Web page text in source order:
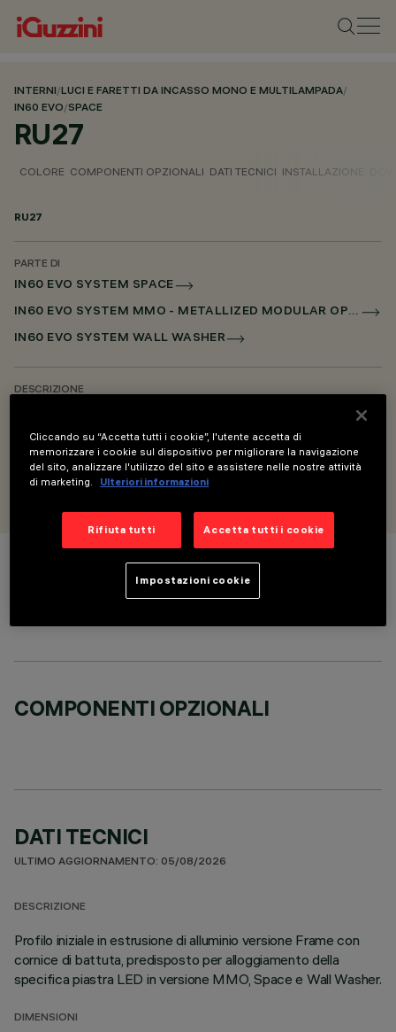
INTERNI/LUCI E FARETTI DA INCASSO MONO E MULTILAMPADA/
IN60 EVO/SPACE
RU27
COLORE COMPONENTI OPZIONALI DATI TECNICI INSTALLAZIONE
RU27
PARTE DI
IN60 EVO SYSTEM SPACE
IN60 EVO SYSTEM MMO - METALLIZED MODULAR OPTIC
IN60 EVO SYSTEM WALL WASHER
DESCRIZIONE
PROGETTATO DA
COMPONENTI OPZIONALI
DATI TECNICI
ULTIMO AGGIORNAMENTO: 05/08/2026
DESCRIZIONE
Profilo iniziale in estrusione di alluminio versione Frame con
cornice di battuta, predisposto per alloggiamento della
specifica piastra LED in versione MMO, Space e Wall Washer.
DIMENSIONI
Cliccando su “Accetta tutti i cookie”, l'utente accetta di
memorizzare i cookie sul dispositivo per migliorare la navigazione
del sito, analizzare l'utilizzo del sito e assistere nelle nostre attività
di marketing.
Ulteriori informazioni
Rifiuta tutti Accetta tutti i cookie
Impostazioni cookie